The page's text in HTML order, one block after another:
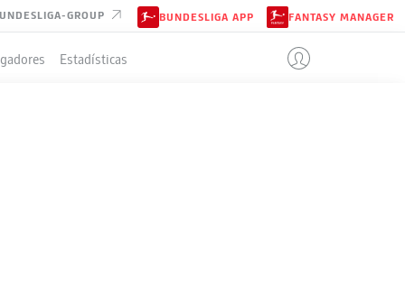
GROUP BUNDESLIGA APP FANTASY MANAGER
Estadísticas